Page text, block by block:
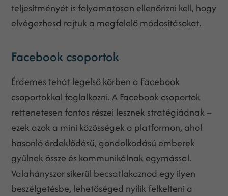
teljesítményét is folyamatosan ellenőrizni kell, hogy
elvégezhesd rajtuk a megfelelő módosításokat.
Facebook csoportok
Érdemes tehát legelső körben a Facebook
csoportokkal foglalkozni. A Facebook csoportok
rettenetesen fontos részei lesznek stratégiádnak –
ezek azok a mini közösségek a platformon, ahol
hasonló érdeklődésű, gondolkodású emberek
gyűlnek össze és kommunikálnak egymással.
Valahányszor sikerül becsatlakoznod egy ilyen
beszélgetésbe, lehetőséged nyílik felkelteni a